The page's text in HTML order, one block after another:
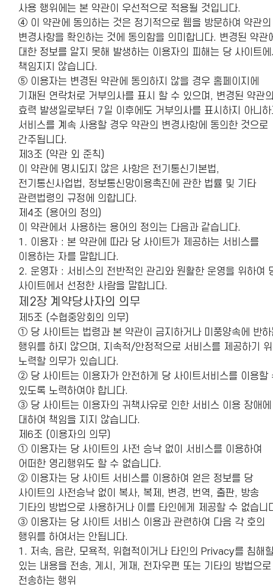
사용 행위에는 본 약관이 우선적으로 적용될 것입니다.
④ 이 약관에 동의하는 것은 정기적으로 웹을 방문하여 약관의
변경사항을 확인하는 것에 동의함을 의미합니다. 변경된 약관
대한 정보를 알지 못해 발생하는 이용자의 피해는 당 사이트에
책임지지 않습니다.
⑤ 이용자는 변경된 약관에 동의하지 않을 경우 홈페이지에
기재된 연락처로 거부의사를 표시 할 수 있으며, 변경된 약관
효력 발생일로부터 7일 이후에도 거부의사를 표시하지 아니하
서비스를 계속 사용할 경우 약관의 변경사항에 동의한 것으로
간주됩니다.
제3조 (약관 외 준칙)
이 약관에 명시되지 않은 사항은 전기통신기본법,
전기통신사업법, 정보통신망이용촉진에 관한 법률 및 기타
관련법령의 규정에 의합니다.
제4조 (용어의 정의)
이 약관에서 사용하는 용어의 정의는 다음과 같습니다.
1. 이용자 : 본 약관에 따라 당 사이트가 제공하는 서비스를
이용하는 자를 말합니다.
2. 운영자 : 서비스의 전반적인 관리와 원활한 운영을 위하여
사이트에서 선정한 사람을 말합니다.
제2장 계약당사자의 의무
제5조 (수협중앙회의 의무)
① 당 사이트는 법령과 본 약관이 금지하거나 미풍양속에 반하
행위를 하지 않으며, 지속적/안정적으로 서비스를 제공하기
노력할 의무가 있습니다.
② 당 사이트는 이용자가 안전하게 당 사이트서비스를 이용할
있도록 노력하여야 합니다.
③ 당 사이트는 이용자의 귀책사유로 인한 서비스 이용 장애에
대하여 책임을 지지 않습니다.
제6조 (이용자의 의무)
① 이용자는 당 사이트의 사전 승낙 없이 서비스를 이용하여
어떠한 영리행위도 할 수 없습니다.
② 이용자는 당 사이트 서비스를 이용하여 얻은 정보를 당
사이트의 사전승낙 없이 복사, 복제, 변경, 번역, 출판, 방송
기타의 방법으로 사용하거나 이를 타인에게 제공할 수 없습니
③ 이용자는 당 사이트 서비스 이용과 관련하여 다음 각 호의
행위를 하여서는 안됩니다.
1. 저속, 음란, 모욕적, 위협적이거나 타인의 Privacy를 침해
있는 내용을 전송, 게시, 게재, 전자우편 또는 기타의 방법으로
전송하는 행위